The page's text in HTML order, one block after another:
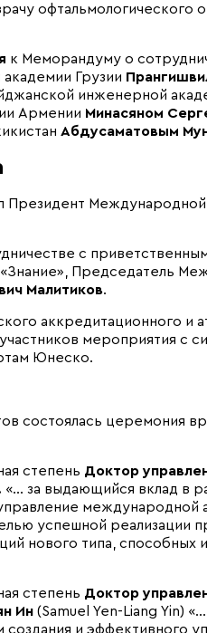
к Меморандуму о
Грузии
инженерной
Армении Минасяном
Абдусаматовым
Президент
с
Председатель
Малитиков.
аккредитационного и
мероприятия с
Юнеско.
состоялась церемония
степень Доктор
«… за выдающийся вклад в
международной
успешной реализации
нового типа, способных
степень Доктор
Ин (Samuel Yen-Liang Yin)
и эффективного